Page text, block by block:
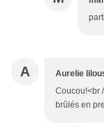
A Aurelie
Coucou!<br
brûlés en